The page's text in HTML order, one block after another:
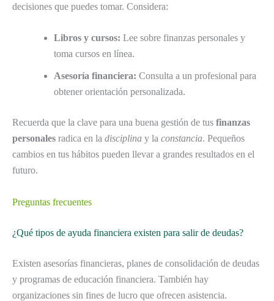
decisiones que puedes tomar. Considera:
Libros y cursos: Lee sobre finanzas personales y
toma cursos en línea.
Asesoría financiera: Consulta a un profesional para
obtener orientación personalizada.
Recuerda que la clave para una buena gestión de tus finanzas
personales radica en la disciplina y la constancia. Pequeños
cambios en tus hábitos pueden llevar a grandes resultados en el
futuro.
Preguntas frecuentes
¿Qué tipos de ayuda financiera existen para salir de deudas?
Existen asesorías financieras, planes de consolidación de deudas
y programas de educación financiera. También hay
organizaciones sin fines de lucro que ofrecen asistencia.